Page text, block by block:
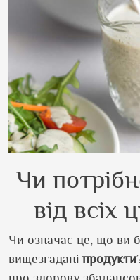
Чи
від всіх
Чи означає це, що ви
вищезгадані продукти